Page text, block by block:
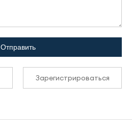
Отправить
Зарегистрироваться